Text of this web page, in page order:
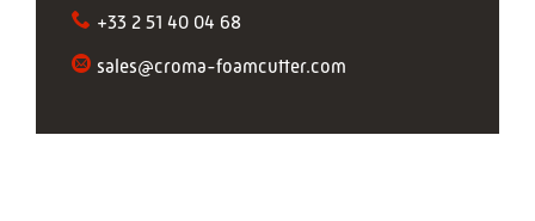
+33 2 51 40 04 68
sales@croma-foamcutter.com